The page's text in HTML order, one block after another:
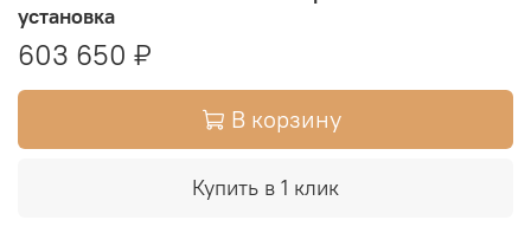
установка
603 650 ₽
В корзину
Купить в 1 клик